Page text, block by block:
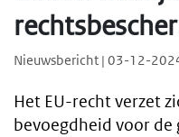
Nieuwsbericht | 03-12-
Het EU-recht verzet
bevoegdheid voor de